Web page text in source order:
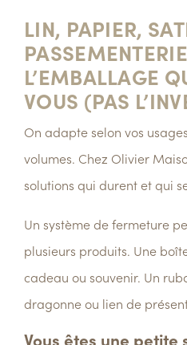
LIN, PAPIER,
L’EMBALLAGE
VOUS (PAS
On adapte selon vos
volumes. Chez Olivier
solutions qui durent et qui
Un système de fermeture
plusieurs produits. Une
cadeau ou souvenir. Un
dragonne ou lien de
Vous êtes une petite